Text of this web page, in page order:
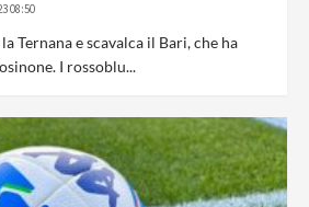
08:50
Ternana e scavalca il Bari, che ha
I rossoblu...